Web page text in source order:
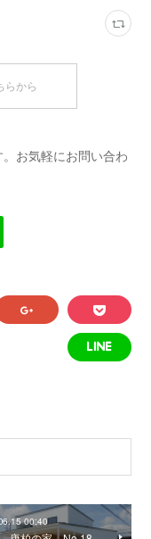
らから
お気軽にお問い合わ
00:40